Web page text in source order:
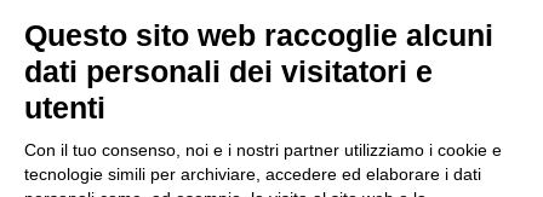
Amministrazione Trasparente
Privacy Policy
Dichiarazione di accessibilitàObiettivi di accessibilità
Seguici su:
Indirizzo:Via Gaetano Donizetti 30, Collegno
Questo sito web raccoglie alcuni
dati personali dei visitatori e
utenti
Con il tuo consenso, noi e i nostri partner utilizziamo i cookie e
tecnologie simili per archiviare, accedere ed elaborare i dati